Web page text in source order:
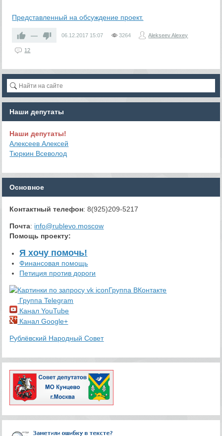
Представленный на обсуждение проект.
— 06.12.2017 15:07 3264 Alekseev Alexey
12
Наши депутаты
Наши депутаты!
Алексеев Алексей
Тюркин Всеволод
Основное
Контактный телефон: 8(925)209-5217
Почта: info@rublevo.moscow
Помощь проекту:
Я хочу помочь!
Финансовая помощь
Петиция против дороги
Группа ВКонтакте
Группа Telegram
Канал YouTube
Канал Google+
Рублёвский Народный Совет